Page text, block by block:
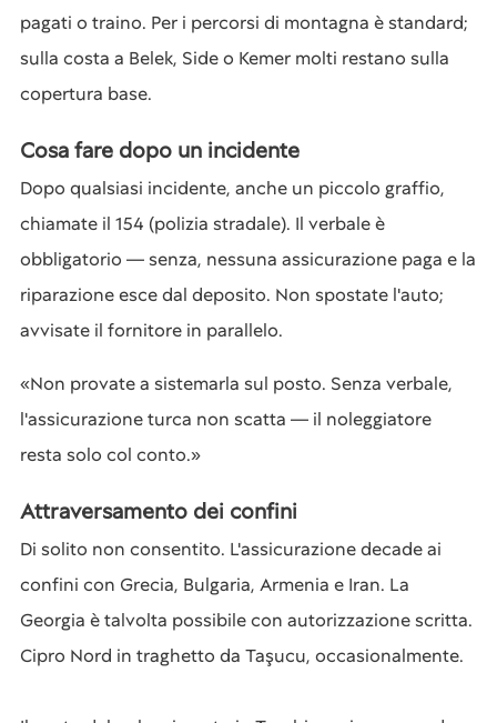
pagati o traino. Per i percorsi di montagna è standard;
sulla costa a Belek, Side o Kemer molti restano sulla
copertura base.
Cosa fare dopo un incidente
Dopo qualsiasi incidente, anche un piccolo graffio,
chiamate il 154 (polizia stradale). Il verbale è
obbligatorio — senza, nessuna assicurazione paga e la
riparazione esce dal deposito. Non spostate l'auto;
avvisate il fornitore in parallelo.
«Non provate a sistemarla sul posto. Senza verbale,
l'assicurazione turca non scatta — il noleggiatore
resta solo col conto.»
Attraversamento dei confini
Di solito non consentito. L'assicurazione decade ai
confini con Grecia, Bulgaria, Armenia e Iran. La
Georgia è talvolta possibile con autorizzazione scritta.
Cipro Nord in traghetto da Taşucu, occasionalmente.